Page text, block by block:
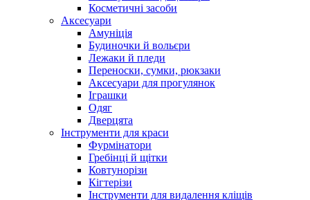
Косметичні засоби
Аксесуари
Амуніція
Будиночки й вольєри
Лежаки й пледи
Переноски, сумки, рюкзаки
Аксесуари для прогулянок
Іграшки
Одяг
Дверцята
Інструменти для краси
Фурмінатори
Гребінці й щітки
Ковтунорізи
Кігтерізи
Інструменти для видалення кліщів